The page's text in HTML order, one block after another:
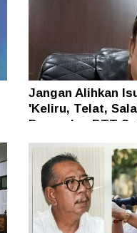
Jangan Alihkan
'Keliru, Telat,
Persoalan BTT